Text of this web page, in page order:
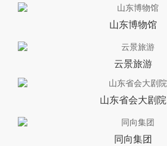
山东博物馆
云景旅游
山东省会大剧院
同向集团